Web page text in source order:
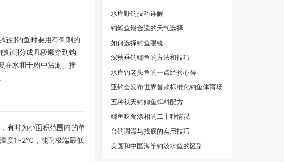
蚓钓鱼时要用有倒刺的
蚯蚓分成几段顺穿到钩
在水和干粉中沾涮、摇
有时为小面积范围内的单
度1~2℃，能耐极端最低
水库野钓技巧详解
钓鲤鱼最合适的天气选择
如何选择钓鱼眼镜
深秋垂钓鲫鱼的方法和技巧
水库钓老头鱼的一点经验心得
亚钓会发布世界首款标准化钓鱼体育场
五种秋天钓鲫鱼饵料配方
鲫鱼吃食漂相的二十种情况
台钓调漂与找底的实用技巧
美国和中国海竿钓淡水鱼的区别